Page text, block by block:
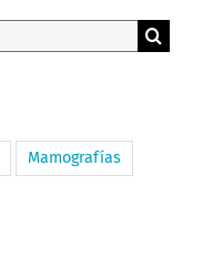
Mamografías